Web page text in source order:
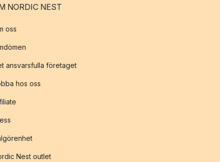
NORDIC NEST
oss
ansvarsfulla företaget
hos oss
Nest outlet